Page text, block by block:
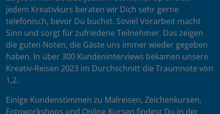
jedem Kreativkurs beraten wir Dich sehr gerne
telefonisch, bevor Du buchst. Soviel Vorarbeit macht
Sinn und sorgt für zufriedene Teilnehmer. Das zeigen
die guten Noten, die Gäste uns immer wieder gegeben
haben. In über 300 Kundeninterviews bekamen unsere
Kreativ-Reisen 2023 im Durchschnitt die Traumnote von
1,2.
Einige Kundenstimmen zu Malreisen, Zeichenkursen,
Fotoworkshops und Online Kursen findest Du in der